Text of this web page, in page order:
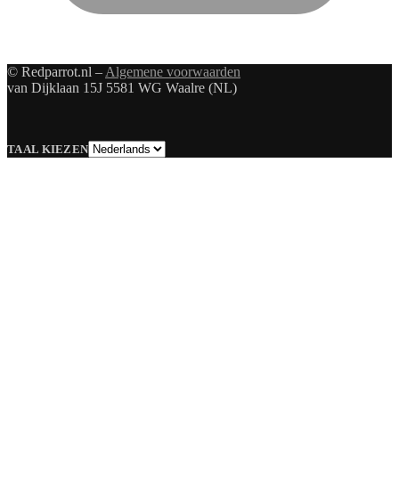
© Redparrot.nl – Algemene voorwaarden
van Dijklaan 15J 5581 WG Waalre (NL)
TAAL KIEZENTaal